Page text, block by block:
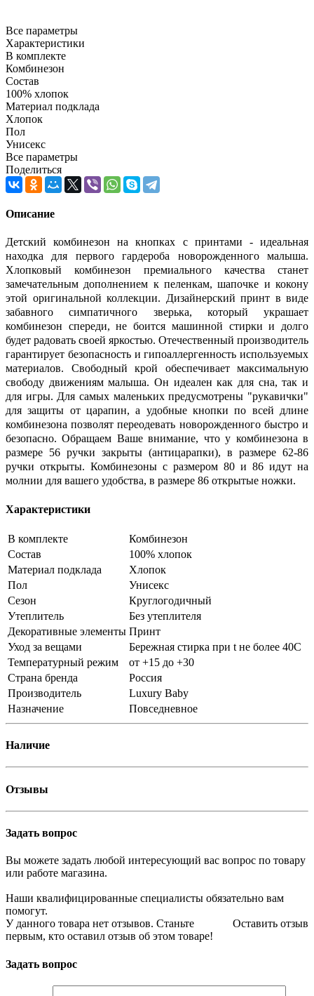
Все параметры
Характеристики
В комплекте
Комбинезон
Состав
100% хлопок
Материал подклада
Хлопок
Пол
Унисекс
Все параметры
Поделиться
Описание
Детский комбинезон на кнопках с принтами - идеальная
находка для первого гардероба новорожденного малыша.
Хлопковый комбинезон премиального качества станет
замечательным дополнением к пеленкам, шапочке и кокону
этой оригинальной коллекции. Дизайнерский принт в виде
забавного симпатичного зверька, который украшает
комбинезон спереди, не боится машинной стирки и долго
будет радовать своей яркостью. Отечественный производитель
гарантирует безопасность и гипоаллергенность используемых
материалов. Свободный крой обеспечивает максимальную
свободу движениям малыша. Он идеален как для сна, так и
для игры. Для самых маленьких предусмотрены "рукавички"
для защиты от царапин, а удобные кнопки по всей длине
комбинезона позволят переодевать новорожденного быстро и
безопасно. Обращаем Ваше внимание, что у комбинезона в
размере 56 ручки закрыты (антицарапки), в размере 62-86
ручки открыты. Комбинезоны с размером 80 и 86 идут на
молнии для вашего удобства, в размере 86 открытые ножки.
Характеристики
В комплекте
Комбинезон
Состав
100% хлопок
Материал подклада
Хлопок
Пол
Унисекс
Сезон
Круглогодичный
Утеплитель
Без утеплителя
Декоративные элементы Принт
Уход за вещами
Бережная стирка при t не более 40С
Температурный режим
от +15 до +30
Страна бренда
Россия
Производитель
Luxury Baby
Назначение
Повседневное
Наличие
Отзывы
Задать вопрос
Вы можете задать любой интересующий вас вопрос по товару
или работе магазина.
Наши квалифицированные специалисты обязательно вам
помогут.
Оставить отзыв
У данного товара нет отзывов. Станьте
первым, кто оставил отзыв об этом товаре!
Задать вопрос